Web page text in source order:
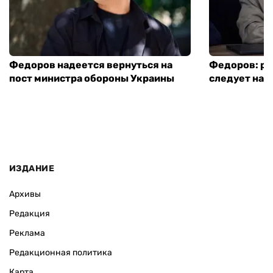
Федоров надеется вернуться на
пост министра обороны Украины
Федоров:
следует
ИЗДАНИЕ
Архивы
Редакция
Реклама
Редакционная политика